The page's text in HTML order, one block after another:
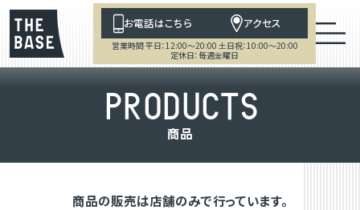
お電話はこちら アクセス
営業時間 平日：12:00～20:00 土日祝：10:00～20:00
定休日：毎週金曜日
PRODUCTS
商品
商品の販売は店舗のみで行っています。